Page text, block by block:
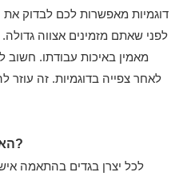
דוגמיות מאפשרות לכם לבדוק
לפני שאתם מזמינים אצווה
מאמין באיכות עבודתו. חשוב
לאחר צפייה בדוגמיות. זה עוזר
האם יש כמות הזמנה מינימלית?
לכל יצרן בגדים בהתאמה